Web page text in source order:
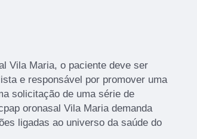
Vila Maria, o paciente deve ser
e responsável por promover uma
solicitação de uma série de
oronasal Vila Maria demanda
ligadas ao universo da saúde do